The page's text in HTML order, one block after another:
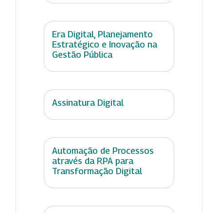
Era Digital, Planejamento
Estratégico e Inovação na
Gestão Pública
Assinatura Digital
Automação de Processos
através da RPA para
Transformação Digital